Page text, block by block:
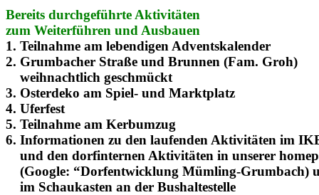
Bereits durchgeführte Aktivitäten
zum Weiterführen und Ausbauen
1. Teilnahme am lebendigen Adventskalender
2. Grumbacher Straße und Brunnen (Fam. Groh)
weihnachtlich geschmückt
3. Osterdeko am Spiel- und Marktplatz
4. Uferfest
5. Teilnahme am Kerbumzug
6. Informationen zu den laufenden Aktivitäten im
und den dorfinternen Aktivitäten in unserer
(Google: “Dorfentwicklung Mümling-Grumbach)
im Schaukasten an der Bushaltestelle